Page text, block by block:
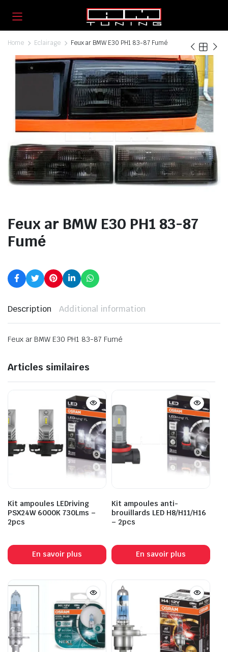
Home Eclairage Feux ar BMW E30 PH1 83-87 Fumé
Feux ar BMW E30 PH1 83-87
Fumé
Description Additional information
Feux ar BMW E30 PH1 83-87 Fumé
Articles similaires
Kit ampoules LEDriving
PSX24W 6000K 730Lms –
2pcs
En savoir plus
Kit ampoules anti-
brouillards LED H8/H11/H16
– 2pcs
En savoir plus